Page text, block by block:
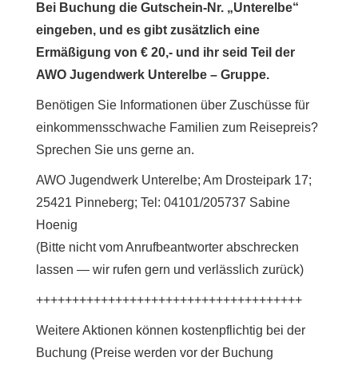
Bei Buchung die Gutschein-Nr. „Unterelbe“
eingeben, und es gibt zusätzlich eine
Ermäßigung von € 20,- und ihr seid Teil der
AWO Jugendwerk Unterelbe – Gruppe.
Benötigen Sie Informationen über Zuschüsse für
einkommensschwache Familien zum Reisepreis?
Sprechen Sie uns gerne an.
AWO Jugendwerk Unterelbe; Am Drosteipark 17;
25421 Pinneberg; Tel: 04101/205737 Sabine
Hoenig
(Bitte nicht vom Anrufbeantworter abschrecken
lassen — wir rufen gern und verlässlich zurück)
+++++++++++++++++++++++++++++++++++++
Weitere Aktionen können kostenpflichtig bei der
Buchung (Preise werden vor der Buchung